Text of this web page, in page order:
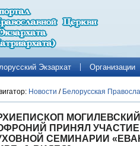
Экзархат Организации
Новости / Белорусская
ПРИНЯЛ
СЕМИНАРИИ